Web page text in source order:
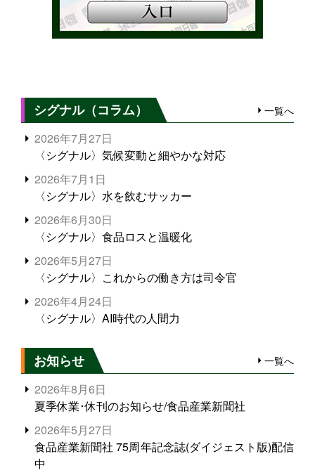
シグナル（コラム） 一覧へ
2026年7月27日
〈シグナル〉気候変動と細やかな対応
2026年7月1日
〈シグナル〉水を飲むサッカー
2026年6月30日
〈シグナル〉食品ロスと温暖化
2026年5月27日
〈シグナル〉これからの働き方は司令官
2026年4月24日
〈シグナル〉AI時代の人間力
お知らせ 一覧へ
2026年8月6日
夏季休業･休刊のお知らせ/食品産業新聞社
2026年5月27日
食品産業新聞社 75周年記念誌(ダイジェスト版)配信
中